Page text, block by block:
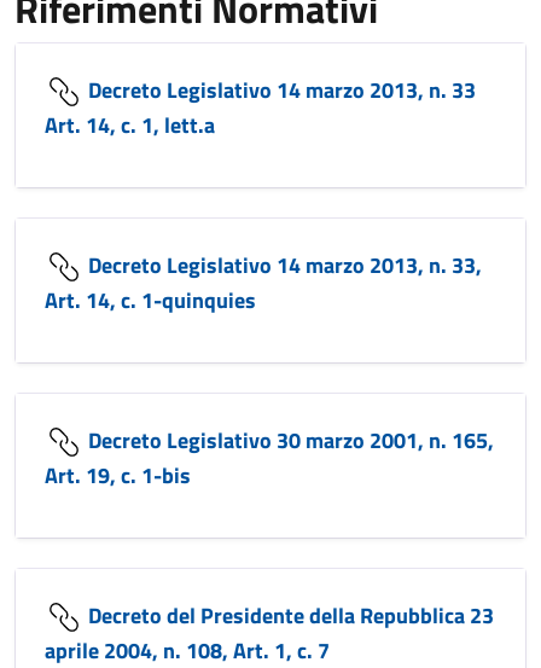
Decreto Legislativo 14 marzo 2013, n. 33
Art. 14, c. 1, lett.a
Decreto Legislativo 14 marzo 2013, n. 33,
Art. 14, c. 1-quinquies
Decreto Legislativo 30 marzo 2001, n. 165,
Art. 19, c. 1-bis
Decreto del Presidente della Repubblica 23
aprile 2004, n. 108, Art. 1, c. 7